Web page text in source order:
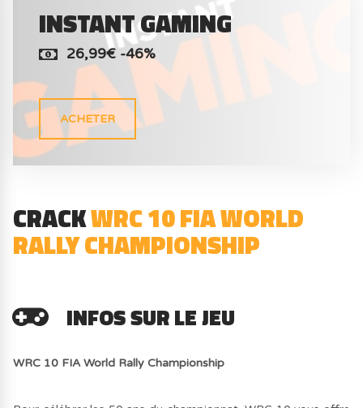
INSTANT GAMING
26,99€ -46%
ACHETER
CRACKWRC 10 FIA WORLD
RALLY CHAMPIONSHIP
INFOS SUR LE JEU
WRC 10 FIA World Rally Championship